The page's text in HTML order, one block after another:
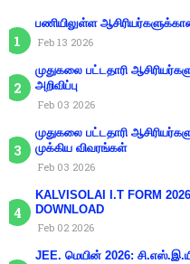
பணியிலுள்ள
Feb 13 2026
முதுகலை பட்டதாரி
அறிவிப்பு
Feb 03 2026
முதுகலை பட்டதாரி
முக்கிய விவரங்கள்
Feb 03 2026
KALVISOLAI I.T FORM
DOWNLOAD
Feb 02 2026
JEE. மெயின் 2026: